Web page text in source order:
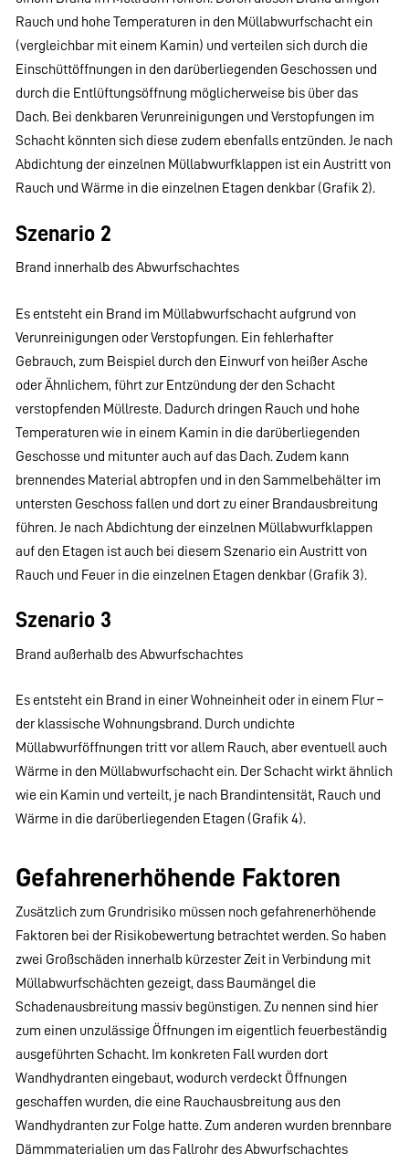
Rauch und hohe Temperaturen in den Müllabwurfschacht ein
(vergleichbar mit einem Kamin) und verteilen sich durch die
Einschüttöffnungen in den darüberliegenden Geschossen und
durch die Entlüftungsöffnung möglicherweise bis über das
Dach. Bei denkbaren Verunreinigungen und Verstopfungen im
Schacht könnten sich diese zudem ebenfalls entzünden. Je nach
Abdichtung der einzelnen Müllabwurfklappen ist ein Austritt von
Rauch und Wärme in die einzelnen Etagen denkbar (Grafik 2).
Szenario 2
Brand innerhalb des Abwurfschachtes
Es entsteht ein Brand im Müllabwurfschacht aufgrund von
Verunreinigungen oder Verstopfungen. Ein fehlerhafter
Gebrauch, zum Beispiel durch den Einwurf von heißer Asche
oder Ähnlichem, führt zur Entzündung der den Schacht
verstopfenden Müllreste. Dadurch dringen Rauch und hohe
Temperaturen wie in einem Kamin in die darüberliegenden
Geschosse und mitunter auch auf das Dach. Zudem kann
brennendes Material abtropfen und in den Sammelbehälter im
untersten Geschoss fallen und dort zu einer Brandausbreitung
führen. Je nach Abdichtung der einzelnen Müllabwurfklappen
auf den Etagen ist auch bei diesem Szenario ein Austritt von
Rauch und Feuer in die einzelnen Etagen denkbar (Grafik 3).
Szenario 3
Brand außerhalb des Abwurfschachtes
Es entsteht ein Brand in einer Wohneinheit oder in einem Flur –
der klassische Wohnungsbrand. Durch undichte
Müllabwurföffnungen tritt vor allem Rauch, aber eventuell auch
Wärme in den Müllabwurfschacht ein. Der Schacht wirkt ähnlich
wie ein Kamin und verteilt, je nach Brandintensität, Rauch und
Wärme in die darüberliegenden Etagen (Grafik 4).
Gefahrenerhöhende Faktoren
Zusätzlich zum Grundrisiko müssen noch gefahrenerhöhende
Faktoren bei der Risikobewertung betrachtet werden. So haben
zwei Großschäden innerhalb kürzester Zeit in Verbindung mit
Müllabwurfschächten gezeigt, dass Baumängel die
Schadenausbreitung massiv begünstigen. Zu nennen sind hier
zum einen unzulässige Öffnungen im eigentlich feuerbeständig
ausgeführten Schacht. Im konkreten Fall wurden dort
Wandhydranten eingebaut, wodurch verdeckt Öffnungen
geschaffen wurden, die eine Rauchausbreitung aus den
Wandhydranten zur Folge hatte. Zum anderen wurden brennbare
Dämmmaterialien um das Fallrohr des Abwurfschachtes